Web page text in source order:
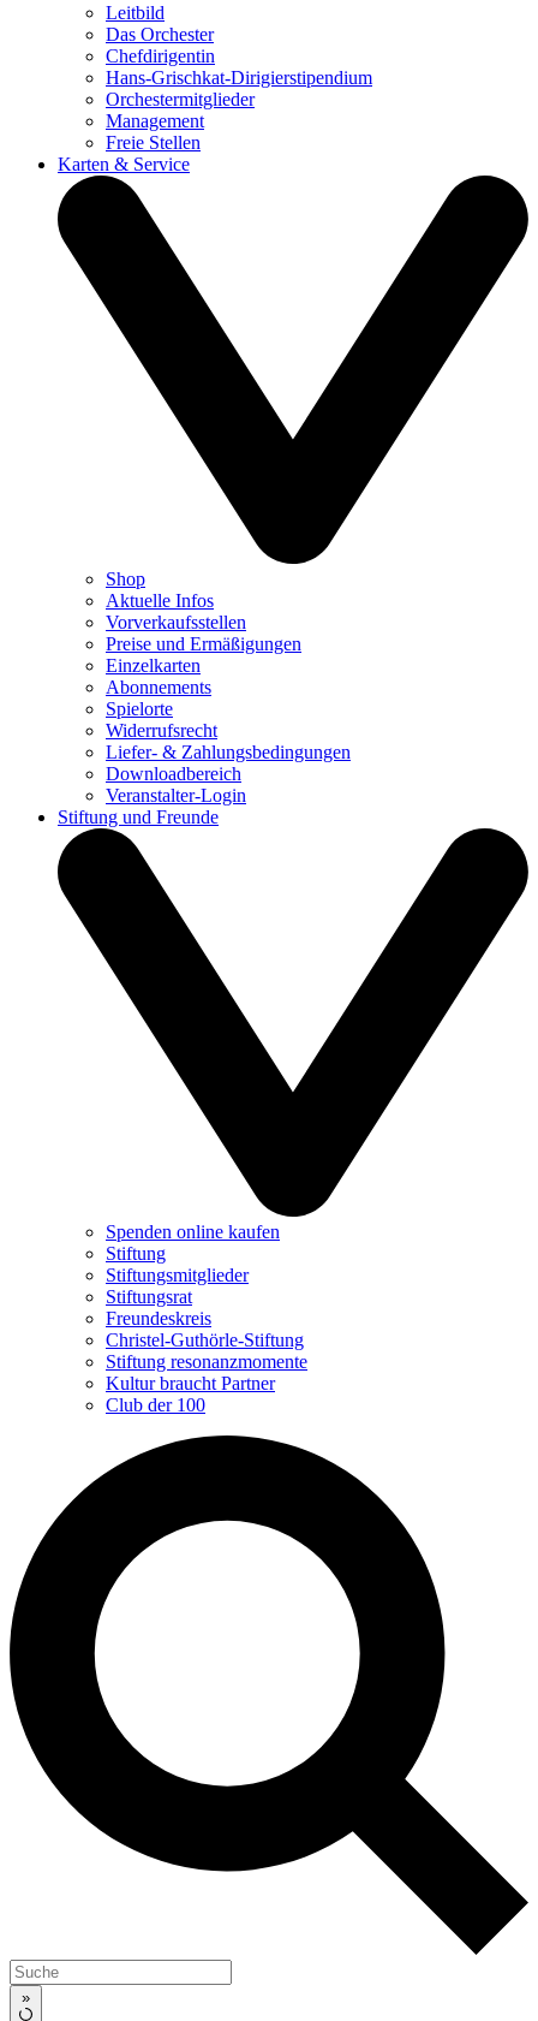
Leitbild
Das Orchester
Chefdirigentin
Hans-Grischkat-Dirigierstipendium
Orchestermitglieder
Management
Freie Stellen
Karten & Service
Shop
Aktuelle Infos
Vorverkaufsstellen
Preise und Ermäßigungen
Einzelkarten
Abonnements
Spielorte
Widerrufsrecht
Liefer- & Zahlungsbedingungen
Downloadbereich
Veranstalter-Login
Stiftung und Freunde
Spenden online kaufen
Stiftung
Stiftungsmitglieder
Stiftungsrat
Freundeskreis
Christel-Guthörle-Stiftung
Stiftung resonanzmomente
Kultur braucht Partner
Club der 100
»